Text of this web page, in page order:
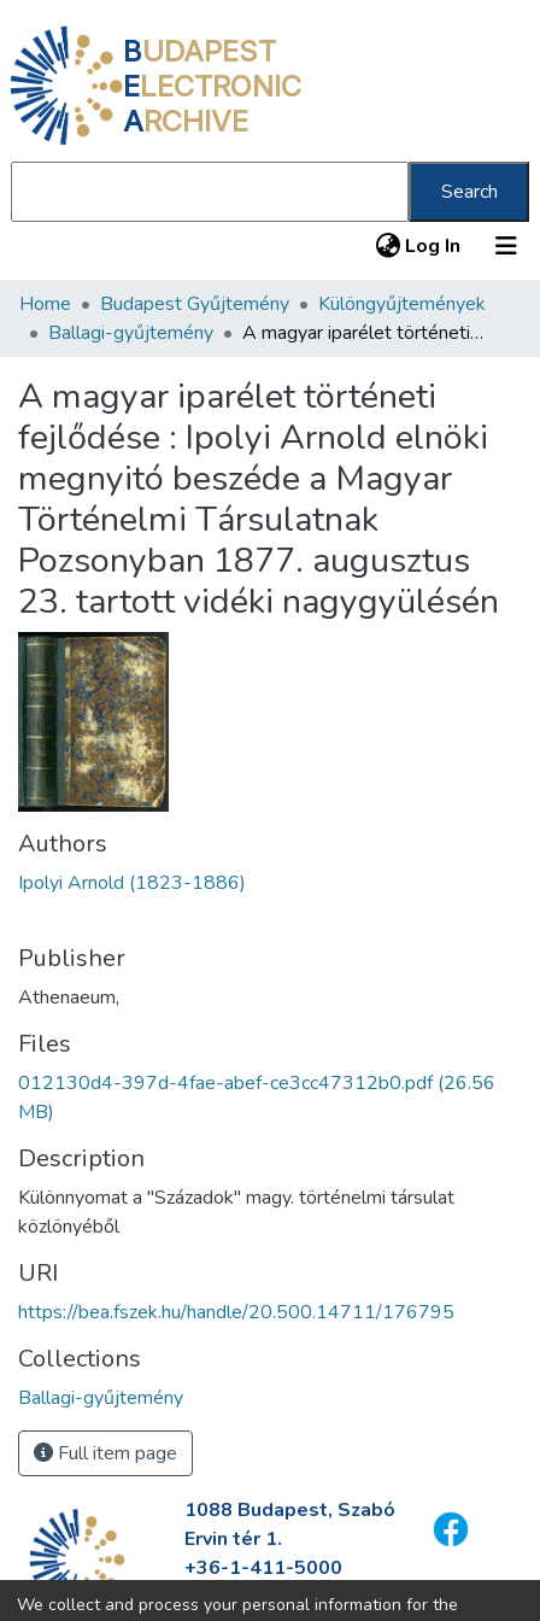
BUDAPEST
ELECTRONIC
ARCHIVE
Search
Log In (current)
Communities & Collections
Statistics
About us
Home Budapest Gyűjtemény
Különgyűjtemények
Ballagi-gyűjtemény
A magyar iparélet történeti fejlődése : Ipolyi Arnold elnöki megnyitó beszéde a Magyar Történelmi Társulatnak Pozsonyban 1877. augusztus 23. tartott vidéki nagygyülésén
A magyar iparélet történeti
fejlődése : Ipolyi Arnold elnöki
megnyitó beszéde a Magyar
Történelmi Társulatnak
Pozsonyban 1877. augusztus
23. tartott vidéki nagygyülésén
Authors
Ipolyi Arnold (1823-1886)
Publisher
Athenaeum,
Files
012130d4-397d-4fae-abef-ce3cc47312b0.pdf(26.56
MB)
Description
Különnyomat a "Századok" magy. történelmi társulat
közlönyéből
URI
https://bea.fszek.hu/handle/20.500.14711/176795
Collections
Ballagi-gyűjtemény
Full item page
1088 Budapest, Szabó
Ervin tér 1.
+36-1-411-5000
info@fszek.hu
We collect and process your personal information for the